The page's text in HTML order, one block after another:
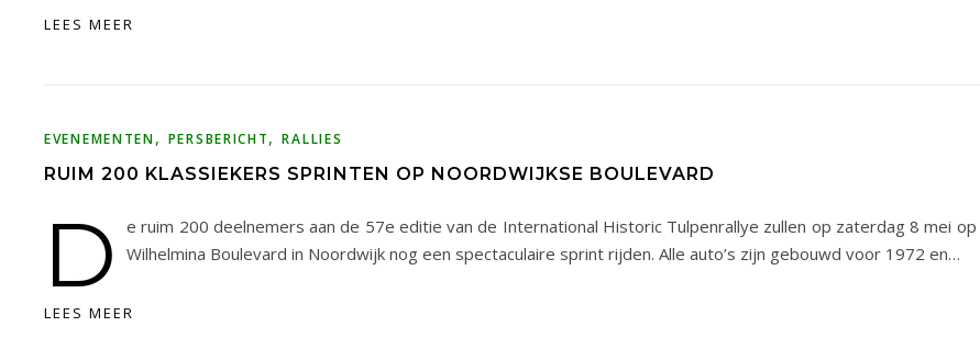
LEES MEER
EVENEMENTEN, PERSBERICHT,RALLIES
RUIM 200 KLASSIEKERS SPRINTEN OP NOORDWIJKSE BOULEVARD
D
e ruim 200 deelnemers aan de 57e editie van de International Historic Tulpenrallye zullen op zaterdag 8 mei op
Wilhelmina Boulevard in Noordwijk nog een spectaculaire sprint rijden. Alle auto’s zijn gebouwd voor 1972 en…
LEES MEER